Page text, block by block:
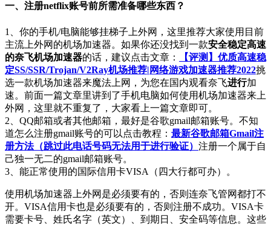
一、注册netflix账号前所需准备哪些东西？
1、你的手机/电脑能够挂梯子上外网，这里推荐大家使用目前
主流上外网的机场加速器。如果你还没找到一款安全稳定高速
的奈飞机场加速器的话，建议点击文章：
【评测】优质高速稳
定SS/SSR/Trojan/V2Ray机场推荐|网络游戏加速器推荐2022挑
选一款机场加速器来魔法上网，为您在国内观看奈飞进行加
速。前面一篇文章里讲到了手机电脑如何使用机场加速器来上
外网，这里就不重复了，大家看上一篇文章即可。
2、QQ邮箱或者其他邮箱，最好是谷歌gmail邮箱账号。不知
道怎么注册gmail账号的可以点击教程： 最新谷歌邮箱Gmail注
册方法（跳过此电话号码无法用于进行验证） 注册一个属于自
己独一无二的gmail邮箱账号。
3、能正常使用的国际信用卡VISA（四大行都可办）。
使用机场加速器上外网是必须要有的，否则连奈飞管网都打不
开。VISA信用卡也是必须要有的，否则注册不成功。VISA卡
需要卡号、姓氏名字（英文）、到期日、安全码等信息。这些